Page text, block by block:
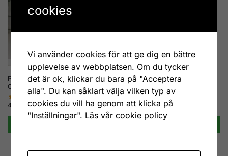
PLINT Brödbox retrostil
Chrome
429
Teburk English Rose aprikos
13,5 cm
99
cookies
Vi använder cookies för att ge dig en bättre
upplevelse av webbplatsen. Om du tycker
det är ok, klickar du bara på "Acceptera
alla". Du kan såklart välja vilken typ av
cookies du vill ha genom att klicka på
"Inställningar". Läs vår cookie policy